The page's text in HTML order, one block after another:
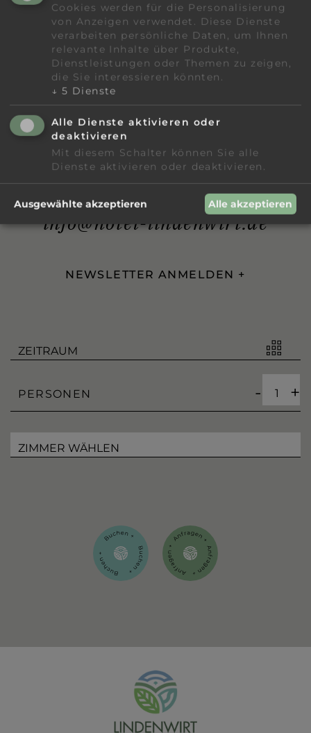
GS
Unverbindlich
anfragen
... ODER SIE KONTAKTIEREN
Tel. +49 9945 9510
info@hotel-lindenwirt.de
NEWSLETTER ANMELDEN
PERSONEN - +
Cookies werden für die Personalisierung
von Anzeigen verwendet. Diese Dienste
verarbeiten persönliche Daten, um Ihnen
relevante Inhalte über Produkte,
Dienstleistungen oder Themen zu zeigen,
die Sie interessieren könnten.
↓ 5 Dienste
Alle Dienste aktivieren oder
deaktivieren
Mit diesem Schalter können Sie alle
Dienste aktivieren oder deaktivieren.
Ausgewählte akzeptieren Alle akzeptieren